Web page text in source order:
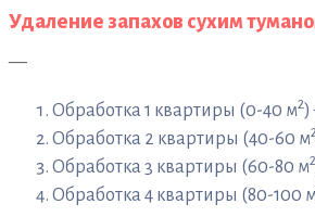
Удаление запахов сухим
—
Обработка 1 квартиры (0-40 м2
Обработка 2 квартиры (40-60 м
Обработка 3 квартиры (60-80 м2
Обработка 4 квартиры (80-100